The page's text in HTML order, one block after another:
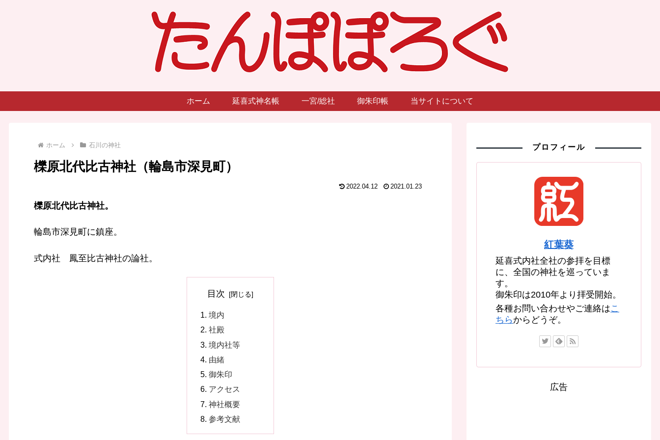
ホーム 延喜式神名帳 一宮/総社 御朱印帳 当サイトについて
ホーム 石川の神社
櫟原北代比古神社（輪島市深見町）
2022.04.12 2021.01.23
櫟原北代比古神社。
輪島市深見町に鎮座。
式内社 鳳至比古神社の論社。
目次
境内
社殿
境内社等
由緒
御朱印
アクセス
神社概要
参考文献
プロフィール
紅葉葵
延喜式内社全社の参拝を目標
に、全国の神社を巡っていま
す。
御朱印は2010年より拝受開始。
各種お問い合わせやご連絡はこ
ちらからどうぞ。
広告